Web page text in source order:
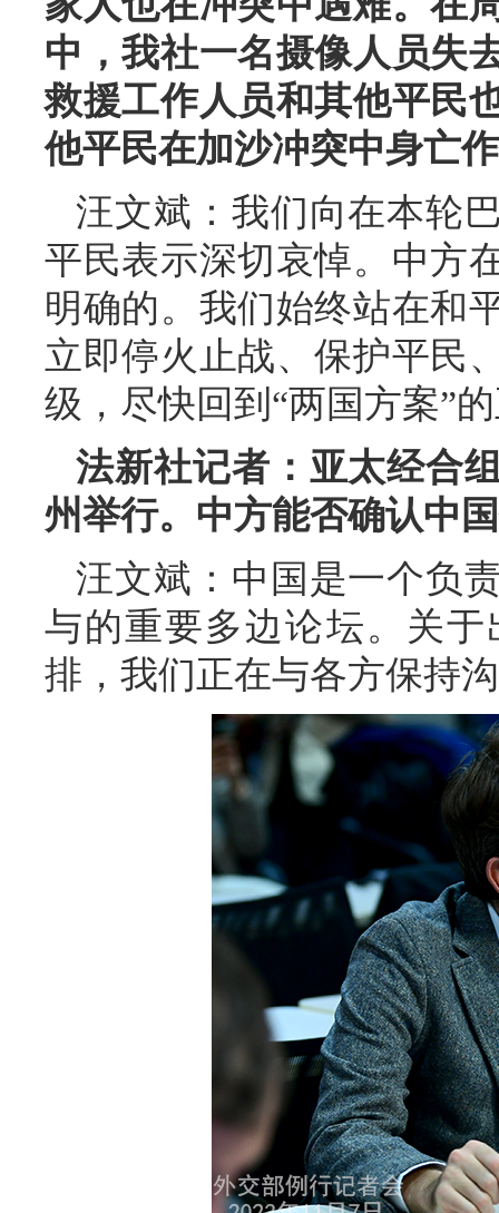
中，我社一名摄像人员失
救援工作人员和其他平民
他平民在加沙冲突中身亡
汪文斌： 我们向在本轮
平民表示深切哀悼。中方
明确的。我们始终站在和
立即停火止战、保护平民
级，尽快回到“两国方案”
法新社记者：亚太经合
州举行。中方能否确认中
汪文斌： 中国是一个负
与的重要多边论坛。关
排，我们正在与各方保持